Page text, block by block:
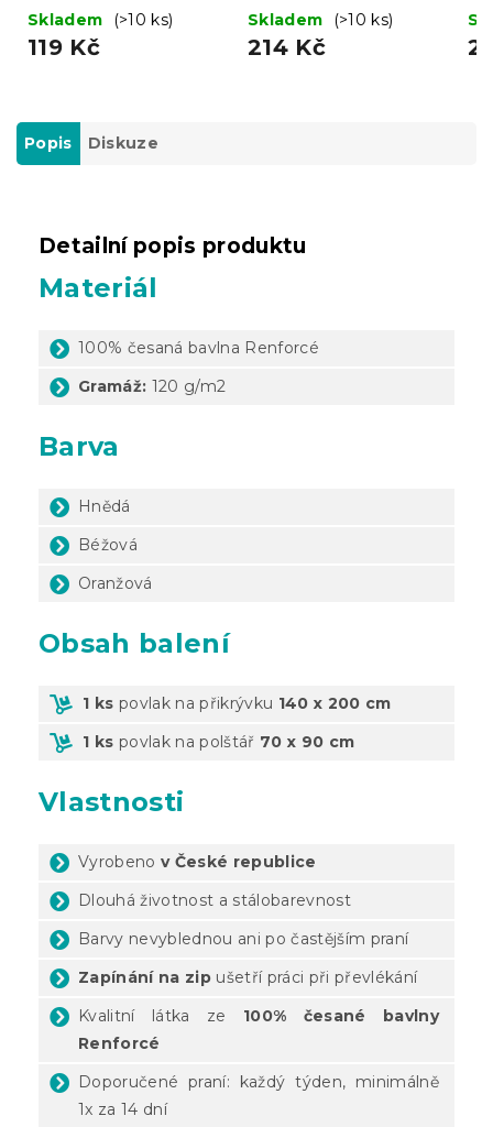
Skladem
(>10 ks)
119 Kč
Skladem
(>10 ks)
214 Kč
Popis Diskuze
Detailní popis produktu
Materiál
100% česaná bavlna Renforcé
Gramáž: 120 g/m2
Barva
Hnědá
Béžová
Oranžová
Obsah balení
1 ks povlak na přikrývku 140 x 200 cm
1 ks povlak na polštář 70 x 90 cm
Vlastnosti
Vyrobeno v České republice
Dlouhá životnost a stálobarevnost
Barvy nevyblednou ani po častějším praní
Zapínání na zip ušetří práci při převlékání
Kvalitní látka ze 100% česané bavlny
Renforcé
Doporučené praní: každý týden, minimálně
1x za 14 dní